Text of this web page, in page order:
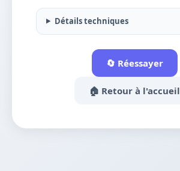
Détails techniques
🔄 Réessayer
🏠 Retour à l'accueil